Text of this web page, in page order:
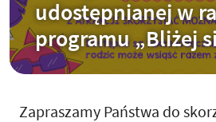
udostępnianej w
programu „Bliżej
Zapraszamy Państwa do